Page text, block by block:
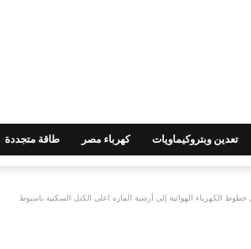
تعدين وبتروكيماويات كهرباء مصر طاقة متجددة